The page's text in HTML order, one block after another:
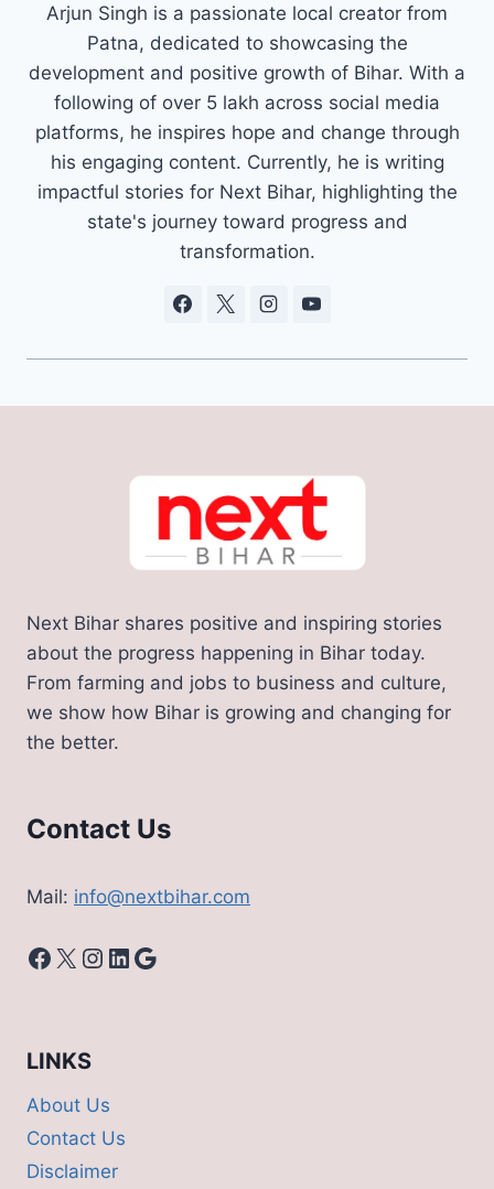
Arjun Singh is a passionate local creator from
Patna, dedicated to showcasing the
development and positive growth of Bihar. With a
following of over 5 lakh across social media
platforms, he inspires hope and change through
his engaging content. Currently, he is writing
impactful stories for Next Bihar, highlighting the
state's journey toward progress and
transformation.
Next Bihar shares positive and inspiring stories
about the progress happening in Bihar today.
From farming and jobs to business and culture,
we show how Bihar is growing and changing for
the better.
Contact Us
Mail: info@nextbihar.com
Facebook
X Instagram
LinkedIn
Google
LINKS
About Us
Contact Us
Disclaimer